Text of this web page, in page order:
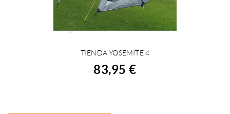
COMPRAR
TIENDA YOSEMITE 4
83,95 €